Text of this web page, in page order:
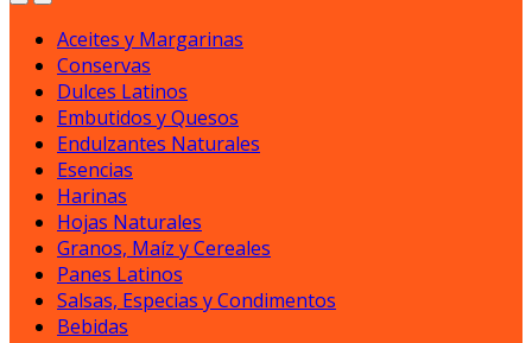
Aceites y Margarinas
Conservas
Dulces Latinos
Embutidos y Quesos
Endulzantes Naturales
Esencias
Harinas
Hojas Naturales
Granos, Maíz y Cereales
Panes Latinos
Salsas, Especias y Condimentos
Bebidas